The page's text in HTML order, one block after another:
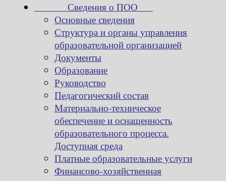
Сведения о ПОО
Основные сведения
Структура и органы управления
образовательной организацией
Документы
Образование
Руководство
Педагогический состав
Материально-техническое
обеспечение и оснащенность
образовательного процесса.
Доступная среда
Платные образовательные услуги
Финансово-хозяйственная